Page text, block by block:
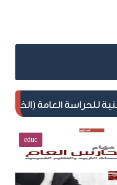
(الخارجية والداخلية)